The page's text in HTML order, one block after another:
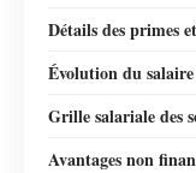
Détails des primes
Évolution du
Grille salariale des
Avantages non